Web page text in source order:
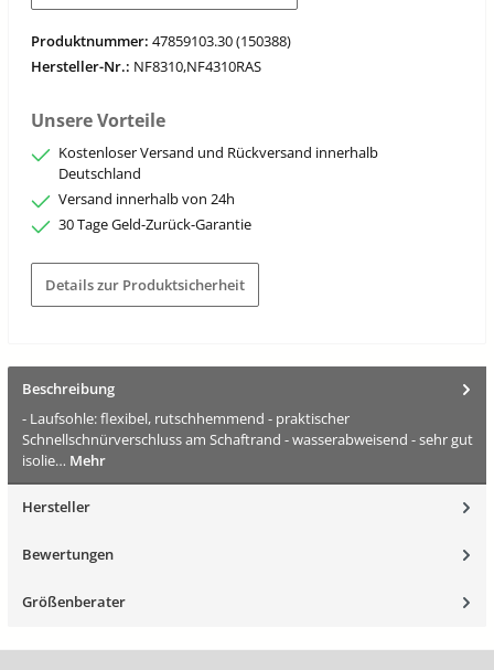
Produktnummer: 47859103.30 (150388)
Hersteller-Nr.: NF8310,NF4310RAS
Unsere Vorteile
Kostenloser Versand und Rückversand innerhalb
Deutschland
Versand innerhalb von 24h
30 Tage Geld-Zurück-Garantie
Details zur Produktsicherheit
Beschreibung
- Laufsohle: flexibel, rutschhemmend - praktischer
Schnellschnürverschluss am Schaftrand - wasserabweisend - sehr gut
isolie… Mehr
Hersteller
Bewertungen
Größenberater